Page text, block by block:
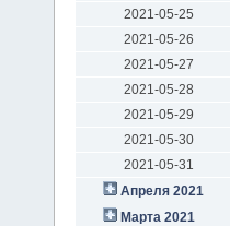
2021-05-25
2021-05-26
2021-05-27
2021-05-28
2021-05-29
2021-05-30
2021-05-31
Апреля 2021
Марта 2021